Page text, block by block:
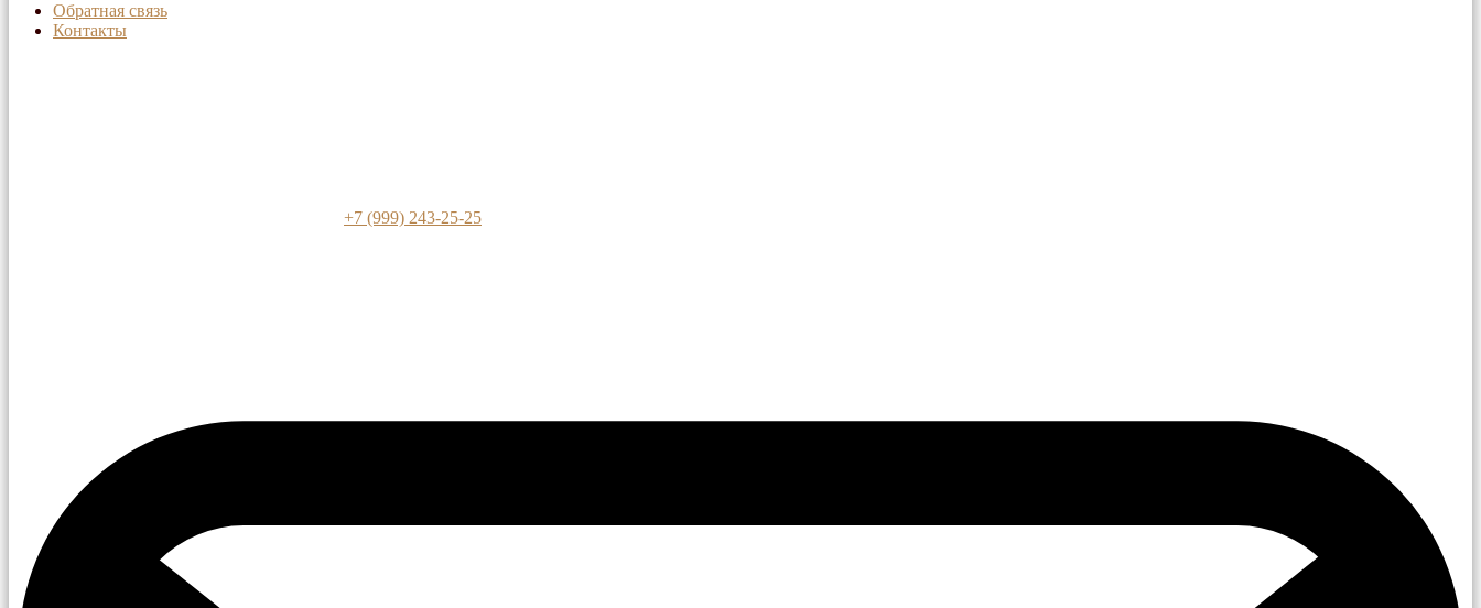
Обратная связь
Контакты
+7 (999) 243-25-25